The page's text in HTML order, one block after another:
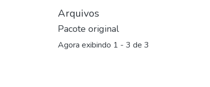
Arquivos
Pacote original
Agora exibindo 1 - 3 de 3